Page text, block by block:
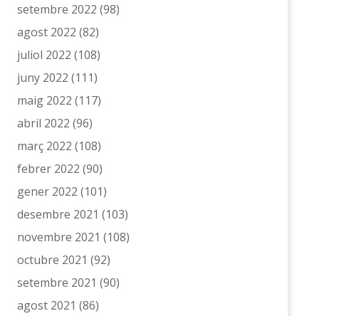
setembre 2022 (98)
agost 2022 (82)
juliol 2022 (108)
juny 2022 (111)
maig 2022 (117)
abril 2022 (96)
març 2022 (108)
febrer 2022 (90)
gener 2022 (101)
desembre 2021 (103)
novembre 2021 (108)
octubre 2021 (92)
setembre 2021 (90)
agost 2021 (86)